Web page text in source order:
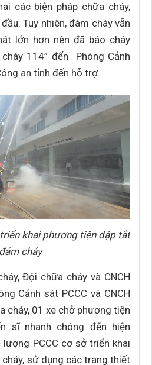
các biện pháp chữa cháy,
Tuy nhiên, đám cháy vẫn
lớn hơn nên đã báo cháy
114” đến Phòng Cảnh
an tỉnh đến hỗ trợ.
khai phương tiện dập tắt
đám cháy
Đội chữa cháy và CNCH
Cảnh sát PCCC và CNCH
cháy, 01 xe chở phương tiện
sĩ nhanh chóng đến hiện
PCCC cơ sở triển khai
sử dụng các trang thiết